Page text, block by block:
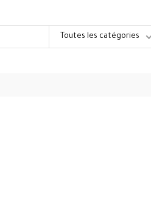
Toutes les catégories